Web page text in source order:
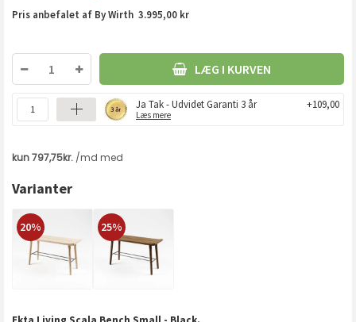
Pris anbefalet af By Wirth 3.995,00 kr
LÆG I KURVEN
Ja Tak - Udvidet Garanti 3 år
Læs mere
+109,00
Varianter
20% 25%